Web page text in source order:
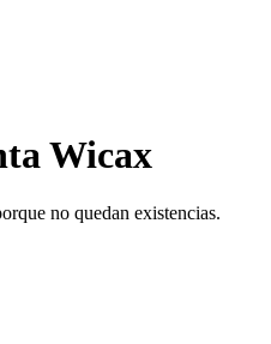
Wicax
no quedan existencias.